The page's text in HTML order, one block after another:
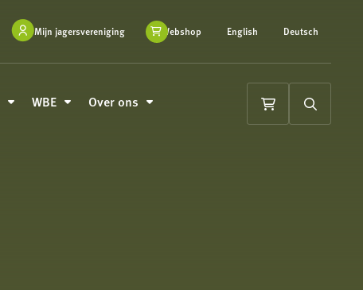
Mijn jagersvereniging Webshop English Deutsch
WBE Over ons
Winkelwagen
Zoeken